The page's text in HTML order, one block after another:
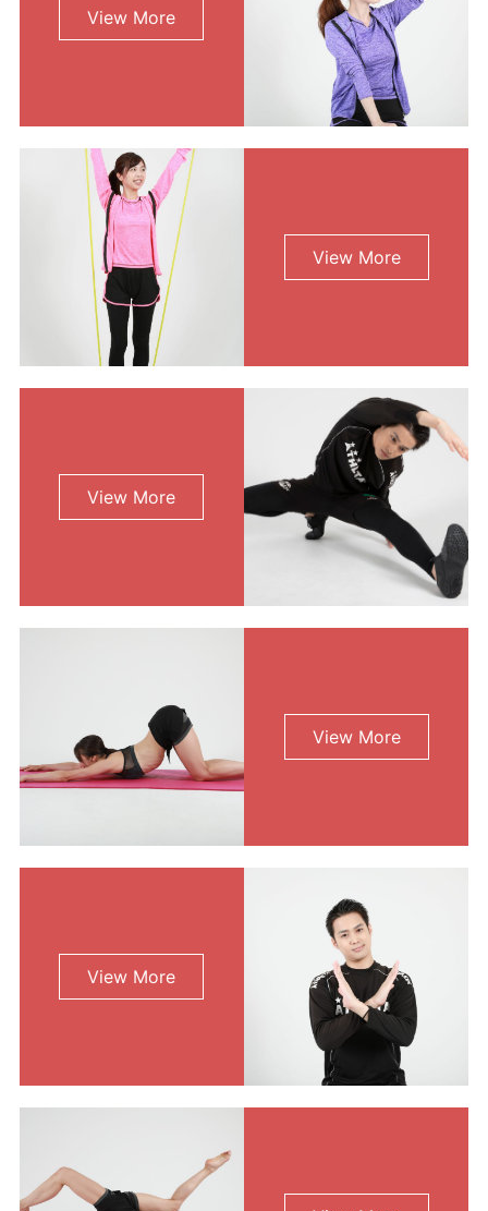
View More
View More
View More
View More
View More